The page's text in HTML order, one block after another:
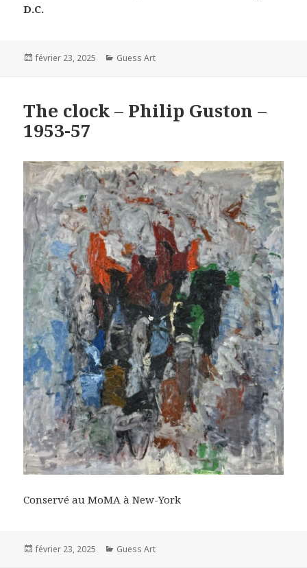
D.C.
Posted
février 23, 2025 Categories
Guess Art
The clock – Philip Guston –
1953-57
Conservé au MoMA à New-York
Posted
février 23, 2025 Categories
Guess Art